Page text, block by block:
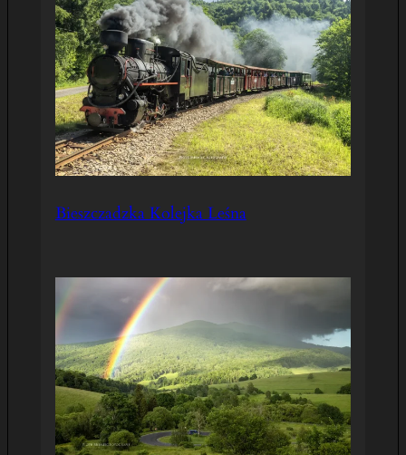
Bieszczadzka Kolejka Leśna